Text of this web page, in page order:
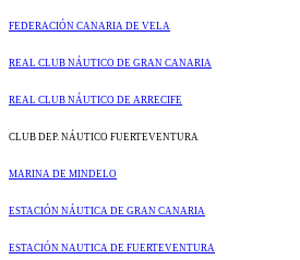
FEDERACIÓN CANARIA DE VELA
REAL CLUB NÁUTICO DE GRAN CANARIA
REAL CLUB NÁUTICO DE ARRECIFE
CLUB DEP. NÁUTICO FUERTEVENTURA
MARINA DE MINDELO
ESTACIÓN NÁUTICA DE GRAN CANARIA
ESTACIÓN NAUTICA DE FUERTEVENTURA